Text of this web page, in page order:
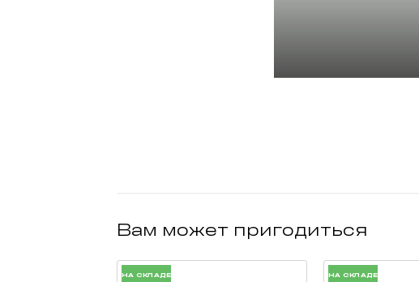
Вам может пригодиться
НА СКЛАДЕ НА СКЛАДЕ